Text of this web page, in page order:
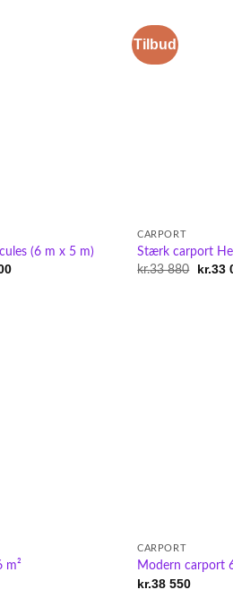
(6 m x 5 m)
Tilbud
CARPORT
Stærk carport
kr.33 880 kr.33
m²
CARPORT
Modern carport
kr.38 550